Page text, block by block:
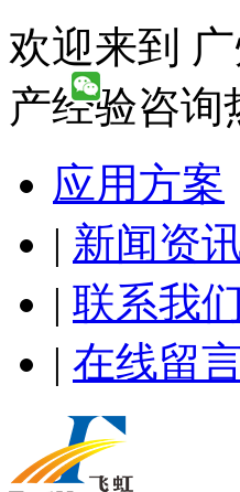
欢迎来到
产经验咨询
应用方案
| 新闻资
| 联系我们
| 在线留